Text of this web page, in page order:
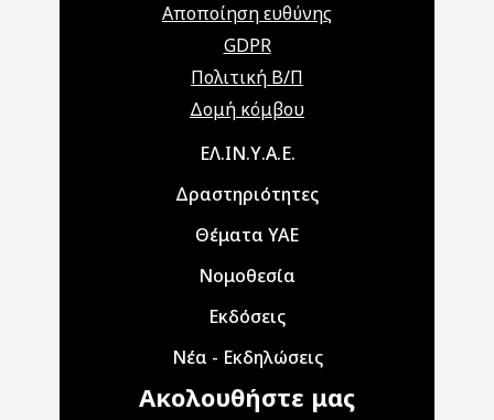
Αποποίηση ευθύνης
GDPR
Πολιτική Β/Π
Δομή κόμβου
Main navigationΕΛ.ΙΝ.Υ.Α.Ε.
Δραστηριότητες
Θέματα ΥΑΕ
Νομοθεσία
Εκδόσεις
Νέα - Εκδηλώσεις
Ακολουθήστε μας